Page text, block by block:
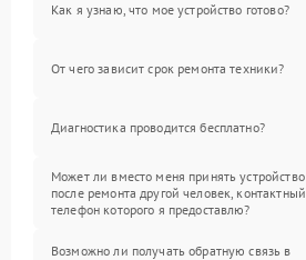
Как я узнаю, что мое устройство готово?
От чего зависит срок ремонта техники?
Диагностика проводится бесплатно?
Может ли вместо меня принять устройство
после ремонта другой человек, контактный
телефон которого я предоставлю?
Возможно ли получать обратную связь в